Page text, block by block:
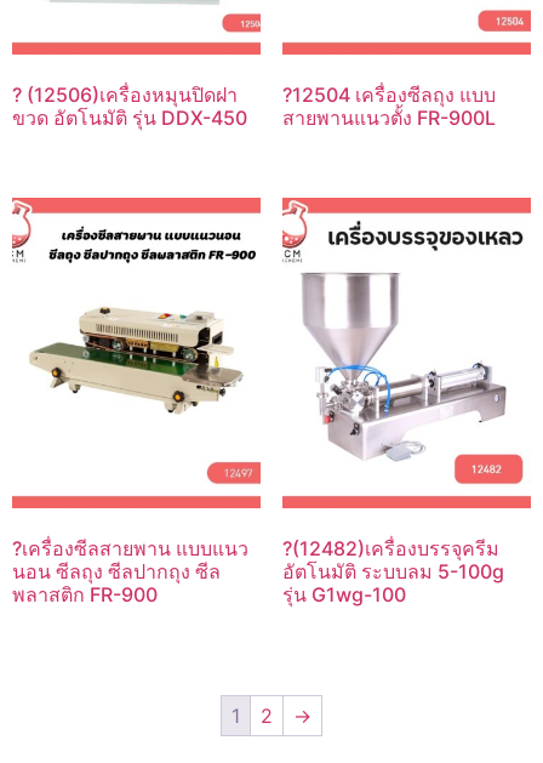
? (12506)เครื่องหมุนปิดฝา
ขวด อัตโนมัติ รุ่น DDX-450
?12504 เครื่องซีลถุง แบบ
สายพานแนวตั้ง FR-900L
?เครื่องซีลสายพาน แบบแนว
นอน ซีลถุง ซีลปากถุง ซีล
พลาสติก FR-900
?(12482)เครื่องบรรจุครีม
อัตโนมัติ ระบบลม 5-100g
รุ่น G1wg-100
1 2 →